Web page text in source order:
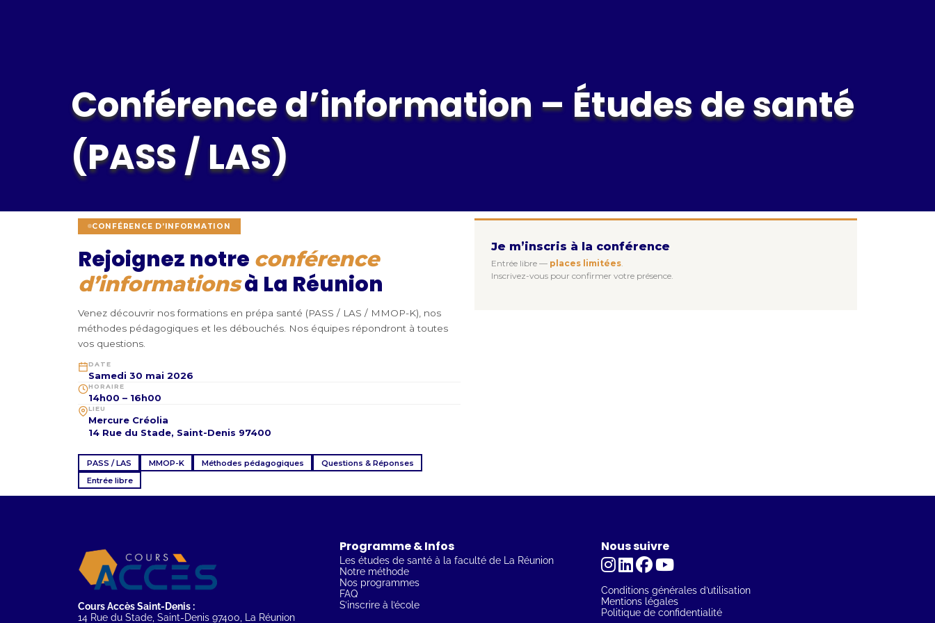
Conférence d’information – Études de santé
(PASS / LAS)
CONFÉRENCE D’INFORMATION
Rejoignez notre conférence
d’informationsà La Réunion
Venez découvrir nos formations en prépa santé (PASS / LAS / MMOP-K), nos
méthodes pédagogiques et les débouchés. Nos équipes répondront à toutes
vos questions.
DATE
Samedi 30 mai 2026
HORAIRE
14h00 – 16h00
LIEU
Mercure Créolia
14 Rue du Stade, Saint-Denis 97400
PASS / LAS MMOP-K Méthodes pédagogiques
Questions & Réponses
Entrée libre
Je m’inscris à la conférence
Entrée libre — places limitées
Inscrivez-vous pour confirmer votre présence.
Cours Accès Saint-Denis :
14 Rue du Stade, Saint-Denis 97400, La Réunion
Programme & Infos
Les études de santé à la faculté de La Réunion
Notre méthode
Nos programmes
FAQ
S’inscrire à l’école
Nous suivre
Conditions générales d’utilisation
Mentions légales
Politique de confidentialité